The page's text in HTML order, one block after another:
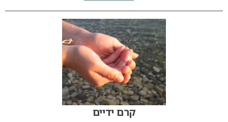
קרם ידיים